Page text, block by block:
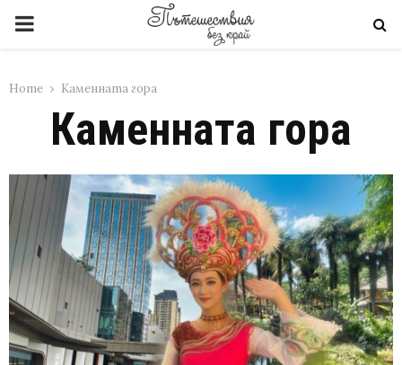
PRIMARY
Home Каменната гора
Каменната гора